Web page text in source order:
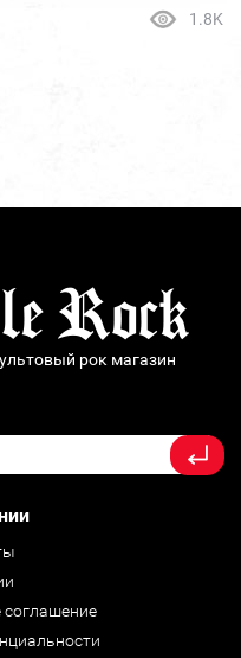
1.8K
рок магазин
соглашение